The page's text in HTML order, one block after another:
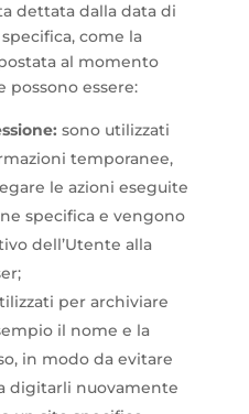
dettata dalla data di
come la
al momento
possono essere:
sono utilizzati
temporanee,
le azioni eseguite
specifica e vengono
dell’Utente alla
per archiviare
il nome e la
in modo da evitare
digitarli nuovamente